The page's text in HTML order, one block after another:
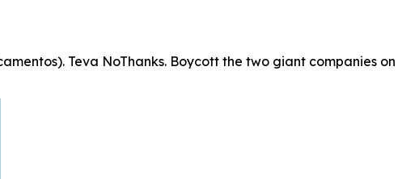
Teva NoThanks. Boycott the two giant companies on